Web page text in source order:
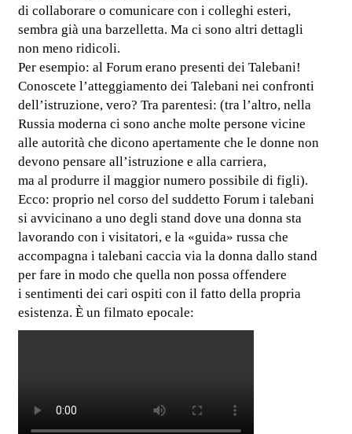
di collaborare o comunicare con i colleghi esteri,
sembra già una barzelletta. Ma ci sono altri dettagli
non meno ridicoli.
Per esempio: al Forum erano presenti dei Talebani!
Conoscete l’atteggiamento dei Talebani nei confronti
dell’istruzione, vero? Tra parentesi: (tra l’altro, nella
Russia moderna ci sono anche molte persone vicine
alle autorità che dicono apertamente che le donne non
devono pensare all’istruzione e alla carriera,
ma al produrre il maggior numero possibile di figli).
Ecco: proprio nel corso del suddetto Forum i talebani
si avvicinano a uno degli stand dove una donna sta
lavorando con i visitatori, e la «guida» russa che
accompagna i talebani caccia via la donna dallo stand
per fare in modo che quella non possa offendere
i sentimenti dei cari ospiti con il fatto della propria
esistenza. È un filmato epocale: